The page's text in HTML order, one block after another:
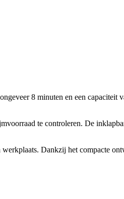
8 minuten en een capaciteit
te controleren. De
Dankzij het compacte